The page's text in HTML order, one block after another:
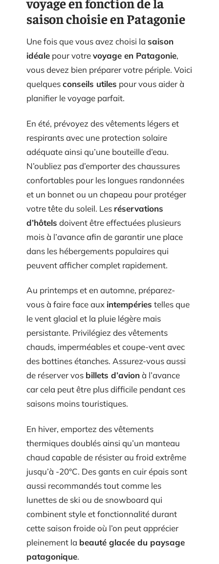
saison choisie en Patagonie
Une fois que vous avez choisi la saison
idéale pour votrevoyage en Patagonie,
vous devez bien préparer votre périple. Voici
quelquesconseils utiles pour vous aider à
planifier le voyage parfait.
En été, prévoyez des vêtements légers et
respirants avec une protection solaire
adéquate ainsi qu’une bouteille d’eau.
N’oubliez pas d’emporter des chaussures
confortables pour les longues randonnées
et un bonnet ou un chapeau pour protéger
votre tête du soleil. Les réservations
d’hôtels doivent être effectuées plusieurs
mois à l’avance afin de garantir une place
dans les hébergements populaires qui
peuvent afficher complet rapidement.
Au printemps et en automne, préparez-
vous à faire face aux intempéries telles que
le vent glacial et la pluie légère mais
persistante. Privilégiez des vêtements
chauds, imperméables et coupe-vent avec
des bottines étanches. Assurez-vous aussi
de réserver vos billets d’avionà l’avance
car cela peut être plus difficile pendant ces
saisons moins touristiques.
En hiver, emportez des vêtements
thermiques doublés ainsi qu’un manteau
chaud capable de résister au froid extrême
jusqu’à -20°C. Des gants en cuir épais sont
aussi recommandés tout comme les
lunettes de ski ou de snowboard qui
combinent style et fonctionnalité durant
cette saison froide où l’on peut apprécier
pleinement la beauté glacée du paysage
patagonique.